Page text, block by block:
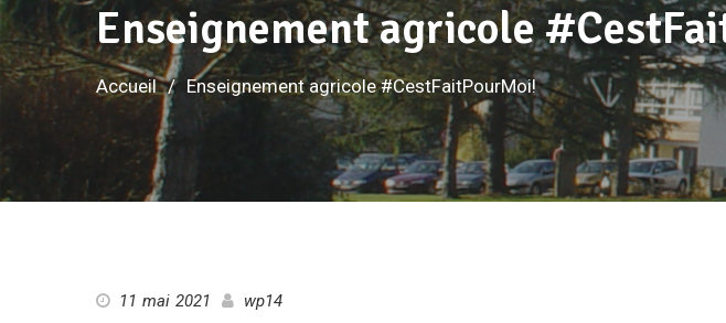
Enseignement agricole
Accueil Enseignement agricole #CestFaitPourMoi!
11 mai 2021 wp14